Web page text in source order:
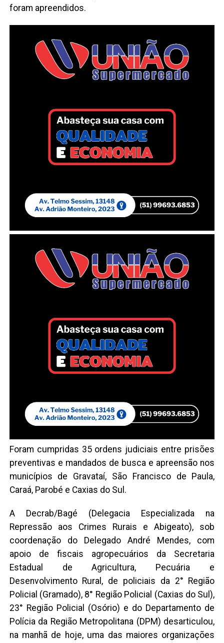
foram apreendidos.
Foram cumpridas 35 ordens judiciais entre prisões
preventivas e mandados de busca e apreensão nos
municípios de Gravataí, São Francisco de Paula,
Caraá, Parobé e Caxias do Sul.
A Decrab/Bagé (Delegacia Especializada na
Repressão aos Crimes Rurais e Abigeato), sob
coordenação do Delegado André Mendes, com
apoio de fiscais agropecuários da Secretaria
Estadual de Agricultura, Pecuária e
Desenvolvimento Rural, de policiais da 2° Região
Policial (Gramado), 8° Região Policial (Caxias do Sul),
23° Região Policial (Osório) e do Departamento de
Polícia da Região Metropolitana (DPM) desarticulou,
na manhã de hoje, uma das maiores organizações